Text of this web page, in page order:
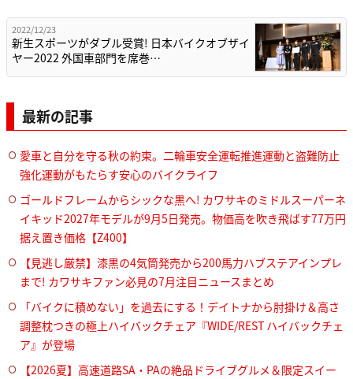
2022/12/23
新生スポーツがダブル受賞! 日本バイクオブザイ
ヤー2022 外国車部門を席巻…
最新の記事
愛車と自分を守る秋の約束。二輪車安全運転推進運動と盗難防止
強化運動がもたらす安心のバイクライフ
ゴールドフレームからシックな黒へ! カワサキのミドルスーパーネ
イキッド2027年モデルが9月5日発売。物価高を吹き飛ばす77万円
据え置き価格【Z400】
【見逃し厳禁】漆黒の4気筒発売から200馬力ハブステアインプレ
まで! カワサキファン必見の7月注目ニュースまとめ
「バイクに積めない」を過去にする！デイトナから肘掛け＆高さ
調整枕つきの極上ハイバックチェア『WIDE/REST ハイバックチェ
ア』が登場
【2026夏】高速道路SA・PAの絶品ドライブグルメ＆限定スイー